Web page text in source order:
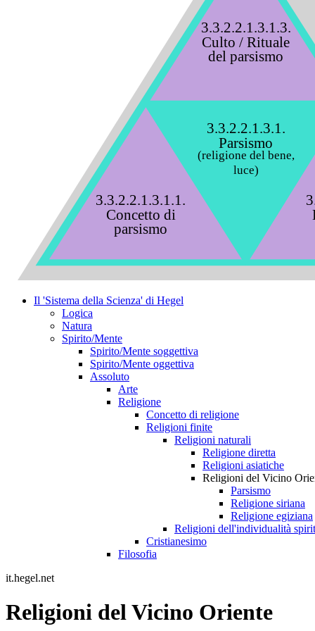
3.3.2.2.1.3.1.
Parsismo
(religione del bene,
luce)
3.3.2.2.1.3.1.1.
Concetto di
parsismo
3.3.2.2.1.3.1.3.
Culto / Rituale
del parsismo
Il 'Sistema della Scienza' di Hegel
Logica
Natura
Spirito/Mente
Spirito/Mente soggettiva
Spirito/Mente oggettiva
Assoluto
Arte
Religione
Concetto di religione
Religioni finite
Religioni naturali
Religione diretta
Religioni asiatiche
Religioni del Vicino
Parsismo
Religione siriana
Religione egiziana
Religioni dell'individualità
Cristianesimo
Filosofia
it.hegel.net
Religioni del Vicino Oriente